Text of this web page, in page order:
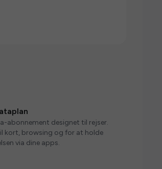
abonnement designet til rejser.
kort, browsing og for at holde
via dine apps.